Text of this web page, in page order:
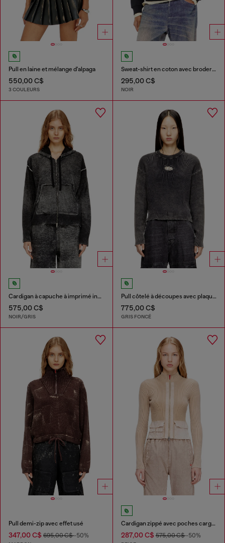
Pull en laine et mélange d'alpaga
550,00 C$
3 COULEURS
Sweat-shirt en coton avec broderie Oval D
295,00 C$
NOIR
Cardigan à capuche à imprimé inversé en laine
575,00 C$
NOIR/GRIS
Pull côtelé à découpes avec plaque Oval D
775,00 C$
GRIS FONCÉ
Pull demi-zip avec effet usé
347,00 C$ 695,00 C$-50%
Cardigan zippé avec poches cargo en denim
287,00 C$575,00 C$-50%